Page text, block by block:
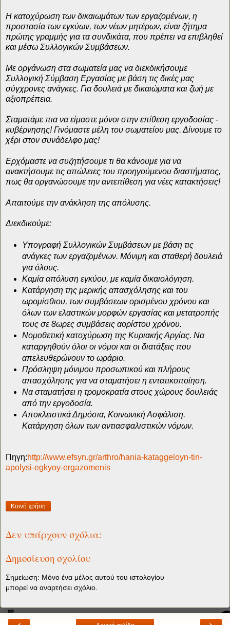
Η κατοχύρωση των δικαιωμάτων των εργαζομένων, η
προστασία των εγκύων, των νέων μητέρων, είναι ζήτημα
πρώτης γραμμής για τα συνδικάτα, που πρέπει να επιβληθεί
και μέσω Συλλογικών Συμβάσεων.
Με οργάνωση στα σωματεία μας να διεκδικήσουμε
Συλλογική Σύμβαση Εργασίας με βάση τις δικές μας
σύγχρονες ανάγκες. Για δουλειά με δικαιώματα και ζωή με
αξιοπρέπεια.
Σταματάμε πια να είμαστε μόνοι στην επίθεση εργοδοσίας -
κυβέρνησης! Γινόμαστε μέλη του σωματείου μας. Δίνουμε το
χέρι στον συνάδελφο μας!
Ερχόμαστε να συζητήσουμε τι θα κάνουμε για να
ανακτήσουμε τις απώλειες του προηγούμενου διαστήματος,
πως θα οργανώσουμε την αντεπίθεση για νέες κατακτήσεις!
Απαιτούμε την ανάκληση της απόλυσης.
Διεκδικούμε:
Υπογραφή Συλλογικών Συμβάσεων με βάση τις
ανάγκες των εργαζομένων. Μόνιμη και σταθερή δουλειά
για όλους.
Καμία απόλυση εγκύου, με καμία δικαιολόγηση.
Κατάργηση της μερικής απασχόλησης και του
ωρομίσθιου, των συμβάσεων ορισμένου χρόνου και
όλων των ελαστικών μορφών εργασίας και μετατροπής
τους σε 8ωρες συμβάσεις αορίστου χρόνου.
Νομοθετική κατοχύρωση της Κυριακής Αργίας. Να
καταργηθούν όλοι οι νόμοι και οι διατάξεις που
απελευθερώνουν το ωράριο.
Πρόσληψη μόνιμου προσωπικού και πλήρους
απασχόλησης για να σταματήσει η εντατικοποίηση.
Να σταματήσει η τρομοκρατία στους χώρους δουλειάς
από την εργοδοσία.
Αποκλειστικά Δημόσια, Κοινωνική Ασφάλιση.
Κατάργηση όλων των αντιασφαλιστικών νόμων.
Πηγη:http://www.efsyn.gr/arthro/hania-kataggeloyn-tin-
apolysi-egkyoy-ergazomenis
Κοινή χρήση
Δεν υπάρχουν σχόλια:
Δημοσίευση σχολίου
Σημείωση: Μόνο ένα μέλος αυτού του ιστολογίου
μπορεί να αναρτήσει σχόλιο.